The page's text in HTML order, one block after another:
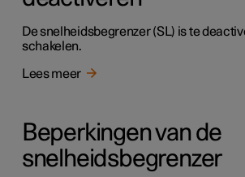
De snelheidsbegrenzer (SL) is te
schakelen.
Lees meer
Beperkingen van de
snelheidsbegrenzer